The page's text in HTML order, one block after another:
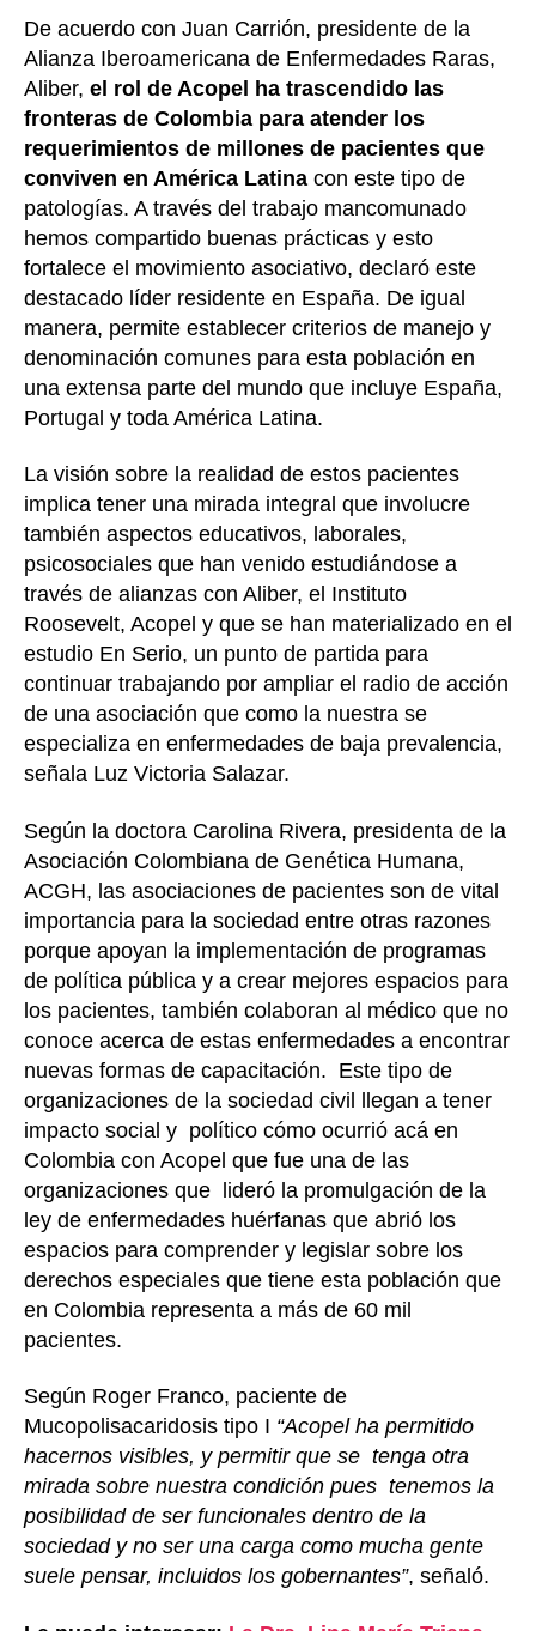
De acuerdo con Juan Carrión, presidente de la
Alianza Iberoamericana de Enfermedades Raras,
Aliber, el rol de Acopel ha trascendido las
fronteras de Colombia para atender los
requerimientos de millones de pacientes que
conviven en América Latina con este tipo de
patologías. A través del trabajo mancomunado
hemos compartido buenas prácticas y esto
fortalece el movimiento asociativo, declaró este
destacado líder residente en España. De igual
manera, permite establecer criterios de manejo y
denominación comunes para esta población en
una extensa parte del mundo que incluye España,
Portugal y toda América Latina.
La visión sobre la realidad de estos pacientes
implica tener una mirada integral que involucre
también aspectos educativos, laborales,
psicosociales que han venido estudiándose a
través de alianzas con Aliber, el Instituto
Roosevelt, Acopel y que se han materializado en el
estudio En Serio, un punto de partida para
continuar trabajando por ampliar el radio de acción
de una asociación que como la nuestra se
especializa en enfermedades de baja prevalencia,
señala Luz Victoria Salazar.
Según la doctora Carolina Rivera, presidenta de la
Asociación Colombiana de Genética Humana,
ACGH, las asociaciones de pacientes son de vital
importancia para la sociedad entre otras razones
porque apoyan la implementación de programas
de política pública y a crear mejores espacios para
los pacientes, también colaboran al médico que no
conoce acerca de estas enfermedades a encontrar
nuevas formas de capacitación. Este tipo de
organizaciones de la sociedad civil llegan a tener
impacto social y político cómo ocurrió acá en
Colombia con Acopel que fue una de las
organizaciones que lideró la promulgación de la
ley de enfermedades huérfanas que abrió los
espacios para comprender y legislar sobre los
derechos especiales que tiene esta población que
en Colombia representa a más de 60 mil
pacientes.
Según Roger Franco, paciente de
Mucopolisacaridosis tipo I “Acopel ha permitido
hacernos visibles, y permitir que se tenga otra
mirada sobre nuestra condición pues tenemos la
posibilidad de ser funcionales dentro de la
sociedad y no ser una carga como mucha gente
suele pensar, incluidos los gobernantes”, señaló.